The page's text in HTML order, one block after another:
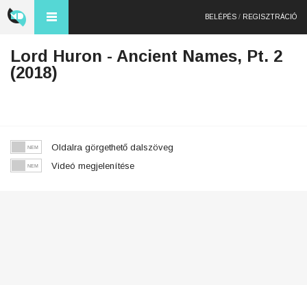
BELÉPÉS / REGISZTRÁCIÓ
Lord Huron - Ancient Names, Pt. 2
(2018)
Oldalra görgethető dalszöveg
Videó megjelenítése